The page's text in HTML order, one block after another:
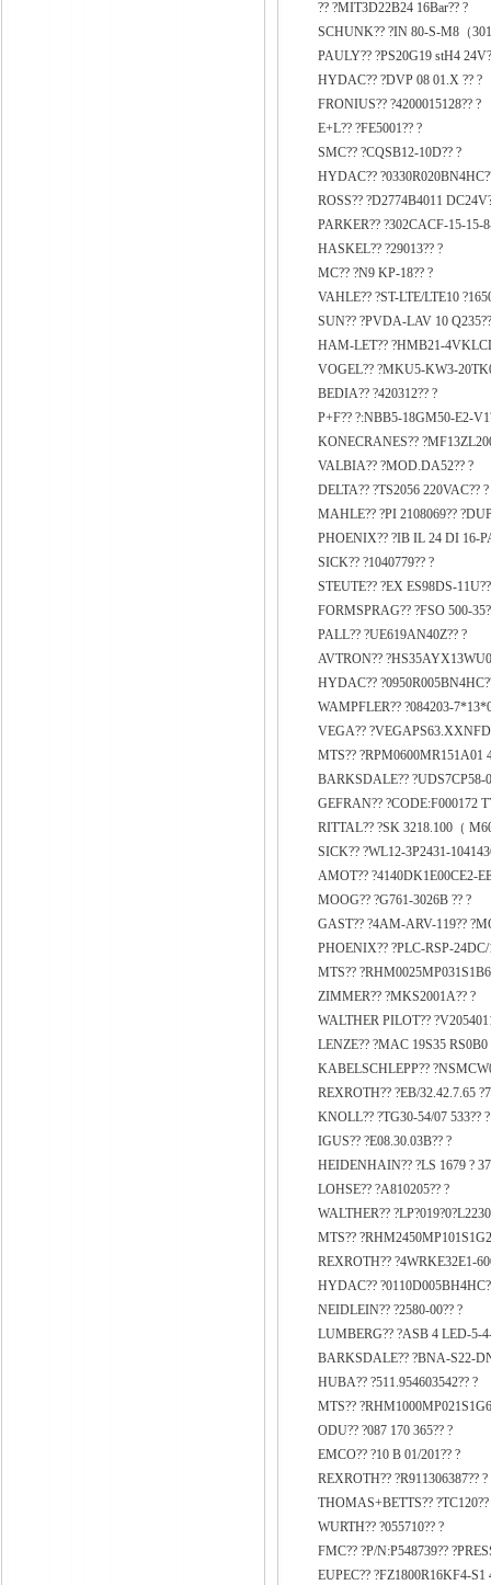
?? ?MIT3D22B24 16Bar?? ?
SCHUNK?? ?IN 80-S-M8（
PAULY?? ?PS20G19 stH4
HYDAC?? ?DVP 08 01.X ?? ?
FRONIUS?? ?4200015128?? ?
E+L?? ?FE5001?? ?
SMC?? ?CQSB12-10D?? ?
HYDAC??
ROSS?? ?D2774B4011
PARKER?? ?302CACF-15-15-
HASKEL?? ?29013?? ?
MC?? ?N9 KP-18?? ?
VAHLE?? ?ST-LTE/LTE10
SUN?? ?PVDA-LAV 10
HAM-LET?? ?HMB21-
VOGEL?? ?MKU5-KW3-
BEDIA?? ?420312?? ?
P+F?? ?:NBB5-18GM50-E2-
KONECRANES??
VALBIA?? ?MOD.DA52?? ?
DELTA?? ?TS2056 220VAC?? ?
MAHLE?? ?PI 2108069??
PHOENIX?? ?IB IL 24 DI 16-
SICK?? ?1040779?? ?
STEUTE?? ?EX ES98DS-
FORMSPRAG?? ?FSO 500-
PALL?? ?UE619AN40Z?? ?
AVTRON??
HYDAC??
WAMPFLER?? ?084203-
VEGA??
MTS?? ?RPM0600MR151A01
BARKSDALE?? ?UDS7CP58-
GEFRAN?? ?CODE:F000172
RITTAL?? ?SK 3218.100（
SICK?? ?WL12-3P2431-
AMOT?? ?4140DK1E00CE2-
MOOG?? ?G761-3026B ?? ?
GAST?? ?4AM-ARV-119??
PHOENIX?? ?PLC-RSP-24DC/
MTS??
ZIMMER?? ?MKS2001A?? ?
WALTHER PILOT??
LENZE?? ?MAC 19S35
KABELSCHLEPP??
REXROTH?? ?EB/32.42.7.65
KNOLL?? ?TG30-54/07 533?? ?
IGUS?? ?E08.30.03B?? ?
HEIDENHAIN?? ?LS 1679 ?
LOHSE?? ?A810205?? ?
WALTHER??
MTS??
REXROTH?? ?4WRKE32E1-
HYDAC??
NEIDLEIN?? ?2580-00?? ?
LUMBERG?? ?ASB 4 LED-5-
BARKSDALE?? ?BNA-S22-
HUBA?? ?511.954603542?? ?
MTS??
ODU?? ?087 170 365?? ?
EMCO?? ?10 B 01/201?? ?
REXROTH?? ?R911306387?? ?
THOMAS+BETTS?? ?TC120??
WURTH?? ?055710?? ?
FMC?? ?P/N:P548739??
EUPEC?? ?FZ1800R16KF4-S1